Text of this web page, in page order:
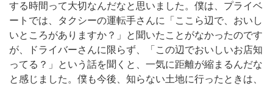
する時間って大切なんだなと思いました。僕は、プライベ
ートでは、タクシーの運転手さんに「ここら辺で、おいし
いところがありますか？」と聞いたことがなかったのです
が、ドライバーさんに限らず、「この辺でおいしいお店知
ってる？」という話を聞くと、一気に距離が縮まるんだな
と感じました。僕も今後、知らない土地に行ったときは、